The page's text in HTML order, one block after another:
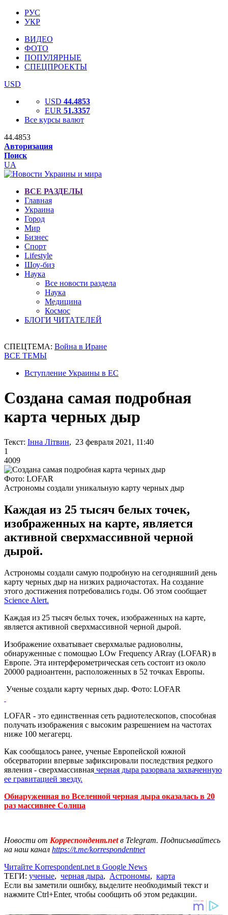
РУС
УКР
ВИДЕО
ФОТО
ПОПУЛЯРНЫЕ
СПЕЦПРОЕКТЫ
USD
USD 44.4853
EUR 51.3357
Все курсы валют
44.4853
Авторизация
Поиск
UA
ВСЕ РАЗДЕЛЫ
Главная
Украина
Город
Мир
Бизнес
Спорт
Lifestyle
Шоу-биз
Наука
Все новости раздела
Наука
Медицина
Космос
БЛОГИ ЧИТАТЕЛЕЙ
СПЕЦТЕМА: Война в Иране
ВСЕ ТЕМЫ
Вступление Украины в ЕС
Создана самая подробная
карта черных дыр
Текст: Інна Літвин, 23 февраля 2021, 11:40
1
4009
Фото: LOFAR
Астрономы создали уникальную карту черных дыр
Каждая из 25 тысяч белых точек,
изображенных на карте, является
активной сверхмассивной черной
дырой.
Астрономы создали самую подробную на сегодняшний день
карту черных дыр на низких радиочастотах. На создание
этого достижения потребовались годы. Об этом сообщает
Science Alert.
Каждая из 25 тысяч белых точек, изображенных на карте,
является активной сверхмассивной черной дырой.
Изображение охватывает сверхмалые радиоволны,
обнаруженные с помощью LOw Frequency ARray (LOFAR) в
Европе. Эта интерферометрическая сеть состоит из около
20000 радиоантенн, расположенных в 52 точках Европы.
Ученые создали карту черных дыр. Фото: LOFAR
LOFAR - это единственная сеть радиотелескопов, способная
получать изображения с высоким разрешением на частотах
ниже 100 мегагерц.
Как сообщалось ранее, ученые Европейской южной
обсерватории впервые зафиксировали последствия редкого
явления - сверхмассивная черная дыра разорвала захваченную
ее гравитацией звезду.
Обнаруженная во Вселенной черная дыра оказалась в 20
раз массивнее Солнца
Новости от Корреспондент.netв Telegram. Подписывайтесь
на наш канал https://t.me/korrespondentnet
Читайте Korrespondent.net в Google News
ТЕГИ: ученые, черная дыра, Астрономы, карта
Если вы заметили ошибку, выделите необходимый текст и
нажмите Ctrl+Enter, чтобы сообщить об этом редакции.